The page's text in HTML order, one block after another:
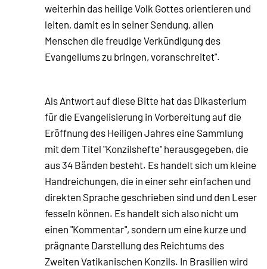
weiterhin das heilige Volk Gottes orientieren und
leiten, damit es in seiner Sendung, allen
Menschen die freudige Verkündigung des
Evangeliums zu bringen, voranschreitet".
Als Antwort auf diese Bitte hat das Dikasterium
für die Evangelisierung in Vorbereitung auf die
Eröffnung des Heiligen Jahres eine Sammlung
mit dem Titel "Konzilshefte" herausgegeben, die
aus 34 Bänden besteht. Es handelt sich um kleine
Handreichungen, die in einer sehr einfachen und
direkten Sprache geschrieben sind und den Leser
fesseln können. Es handelt sich also nicht um
einen "Kommentar", sondern um eine kurze und
prägnante Darstellung des Reichtums des
Zweiten Vatikanischen Konzils. In Brasilien wird